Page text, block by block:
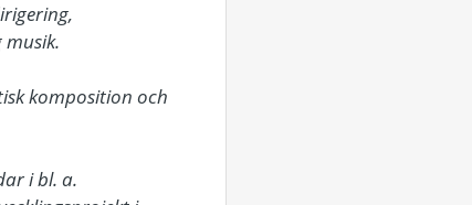
komposition och
i bl. a.